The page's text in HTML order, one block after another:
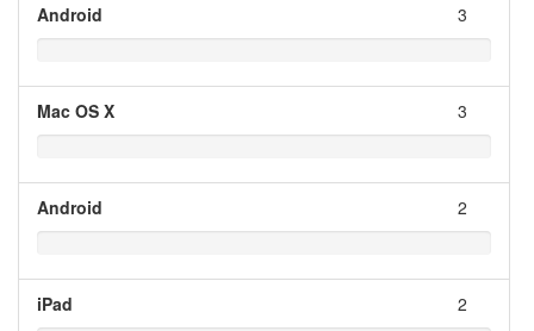
Android 3
Mac OS X 3
Android 2
iPad 2